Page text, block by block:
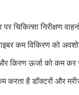
चिकित्सा निरीक्षण
कम विकिरण को
किरण ऊर्जा को कम कर
है डॉक्टरों और